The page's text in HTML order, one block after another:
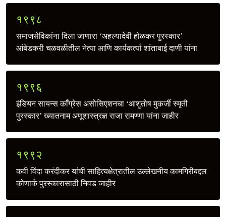
१९९८
समाजसेविकांना दिला जाणारा ‘अहल्यादेवी होळकर पुरस्कार’
आंबेडकरी चळवळीतील नेत्या आणि कार्यकर्त्या शांताबाई दाणी यांना
१९९६
इंडियन सायन्स काँग्रेस असोसिएशनचा ‘आशुतोष मुकर्जी स्मृती
पुरस्कार’ ख्यातनाम अणूशास्त्रज्ञ राजा रामण्णा यांना जाहीर
१९९२
कवी विंदा करंदीकर यांची साहित्यक्षेत्रातील उल्लेखनीय कामगिरीबद्दल
कोणार्क पुरस्कारासाठी निवड जाहीर